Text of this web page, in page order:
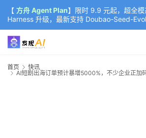
【 方舟 Agent Plan】限时 9.9 元起，超全
Harness 升级，最新支持 Doubao-Seed-
K3（部分）、GLM-5.2
首页
快讯
AI短剧出海订单预计暴增5000%，不少企业正加